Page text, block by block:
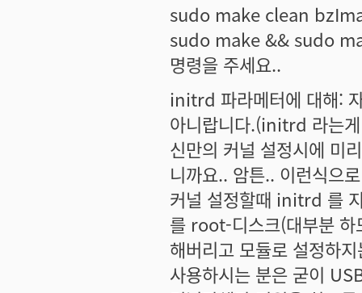
sudo make clean
sudo make && sudo
명령을 주세요..
initrd 파라메터에 대해:
아니랍니다.(initrd 라는
신만의 커널 설정시에 미
니까요.. 암튼.. 이런식으
커널 설정할때 initrd 를
를 root-디스크(대부분 하
해버리고 모듈로 설정하
사용하시는 분은 굳이